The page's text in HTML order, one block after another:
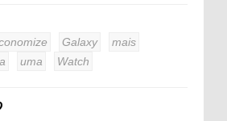
Galaxy
mais
uma Watch